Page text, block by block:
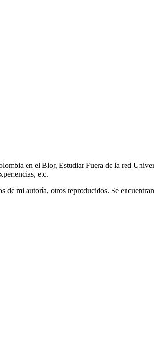
en el Blog Estudiar Fuera de la red
etc.
mi autoría, otros reproducidos. Se